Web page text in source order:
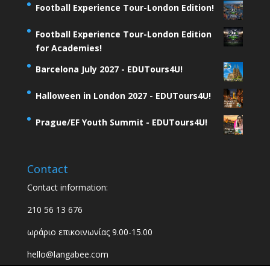
Football Experience Tour-London Edition!
Football Experience Tour-London Edition
for Academies!
Barcelona July 2027 - EDUTours4U!
Halloween in London 2027 - EDUTours4U!
Prague/EF Youth Summit - EDUTours4U!
Contact
Contact information:
210 56 13 676
ωράριο επικοινωνίας 9.00-15.00
hello@langabee.com